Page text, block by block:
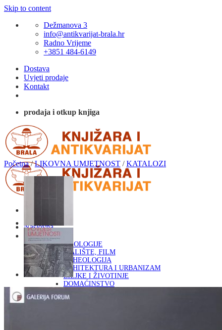
Skip to content
Dežmanova 3
info@antikvarijat-brala.hr
Radno Vrijeme
+3851 484-6149
Dostava
Uvjeti prodaje
Kontakt
prodaja i otkup knjiga
Naslovna
KNJIGE
OD ARHEOLOGIJE
DO KAZALIŠTE, FILM
ARHEOLOGIJA
ARHITEKTURA I URBANIZAM
BILJKE I ŽIVOTINJE
DOMAĆINSTVO
ETNOLOGIJA
Početna / LIKOVNA UMJETNOST / KATALOZI